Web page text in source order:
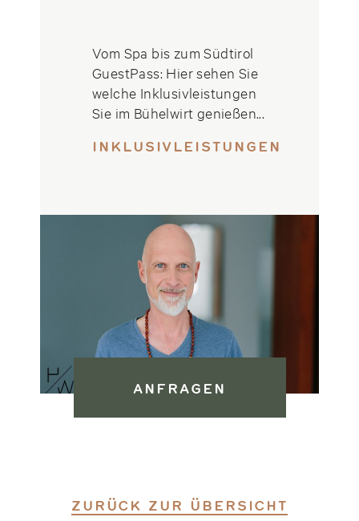
ANFRAGEN
Vom Spa bis zum Südtirol
GuestPass: Hier sehen Sie
welche Inklusivleistungen
Sie im Bühelwirt genießen...
INKLUSIVLEISTUNGEN
ZURÜCK ZUR ÜBERSICHT